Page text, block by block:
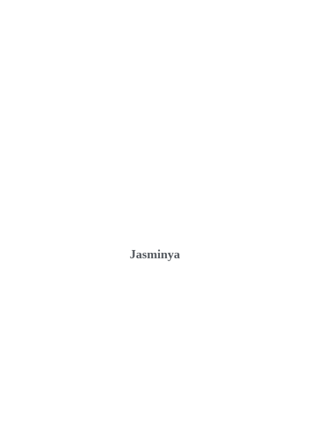
Jasminya